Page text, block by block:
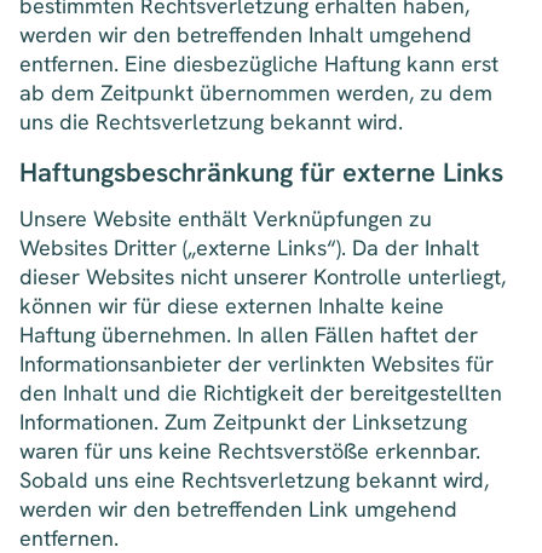
werden wir den betreffenden Inhalt umgehend
entfernen. Eine diesbezügliche Haftung kann erst
ab dem Zeitpunkt übernommen werden, zu dem
uns die Rechtsverletzung bekannt wird.
Haftungsbeschränkung für externe Links
Unsere Website enthält Verknüpfungen zu
Websites Dritter („externe Links“). Da der Inhalt
dieser Websites nicht unserer Kontrolle unterliegt,
können wir für diese externen Inhalte keine
Haftung übernehmen. In allen Fällen haftet der
Informationsanbieter der verlinkten Websites für
den Inhalt und die Richtigkeit der bereitgestellten
Informationen. Zum Zeitpunkt der Linksetzung
waren für uns keine Rechtsverstöße erkennbar.
Sobald uns eine Rechtsverletzung bekannt wird,
werden wir den betreffenden Link umgehend
entfernen.